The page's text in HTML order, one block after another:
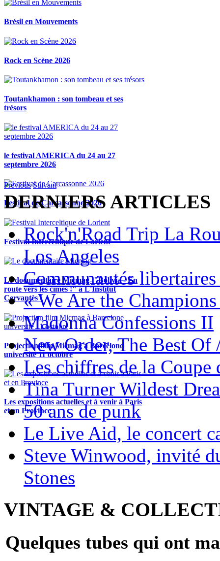
Brésil en Mouvements
Rock en Scène 2026
Toutankhamon : son tombeau et ses
trésors
le festival AMERICA du 24 au 27
septembre 2026
Festival de Carcassonne 2026
Festival Interceltique de Lorient
Le documentaire Micmag- "Bolivia - En
route vers les cimes !" à L'Institut
Cervantès !
Projection film Micmag à Barcelone
université 11 octobre
Les expositions actuelles et à venir à Paris
et en Province
Previous Suivant
DERNIERS ARTICLES
Rock'n'Road Trip La
Los Angeles
Communautés libertaires
« We Are the
Madonna Confessions II
New Order, The Best Of
Les chiffres de la Coupe
Tina Turner Wildest
50 ans de punk
Le Live Aid, le concert
Steve Winwood, invité
Stones
VINTAGE &
Quelques tubes qui ont